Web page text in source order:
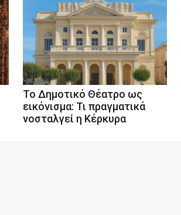
Το Δημοτικό Θέατρο ως
εικόνισμα: Τι πραγματικά
νοσταλγεί η Κέρκυρα